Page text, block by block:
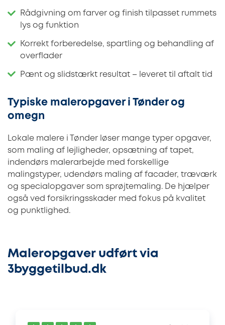
Rådgivning om farver og finish tilpasset rummets
lys og funktion
Korrekt forberedelse, spartling og behandling af
overflader
Pænt og slidstærkt resultat – leveret til aftalt tid
Typiske maleropgaver i Tønder og
omegn
Lokale malere i Tønder løser mange typer opgaver,
som maling af lejligheder, opsætning af tapet,
indendørs malerarbejde med forskellige
malingstyper, udendørs maling af facader, træværk
og specialopgaver som sprøjtemaling. De hjælper
også ved forsikringsskader med fokus på kvalitet
og punktlighed.
Maleropgaver udført via
3byggetilbud.dk